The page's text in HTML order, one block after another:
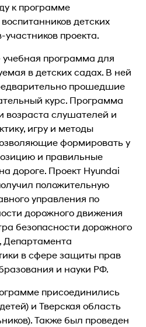
к программе
детских
проекта.
учебная программа для
в детских садах. В ней
прошедшие
курс. Программа
возраста слушателей и
игру и методы
формировать у
и правильные
дороге. Проект Hyundai
положительную
управления по
дорожного движения
безопасности дорожного
в сфере защиты прав
и науки РФ.
присоединились
и Тверская область
Также был проведен